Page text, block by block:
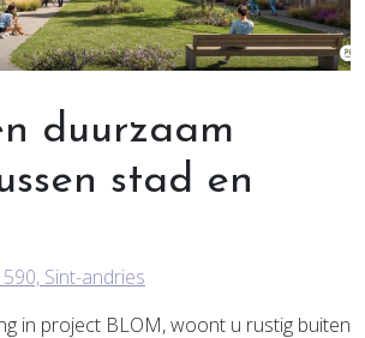
duurzaam
stad en
Sint-andries
in project BLOM, woont u rustig buiten